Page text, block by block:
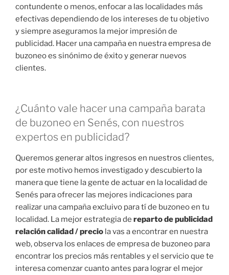
contundente o menos, enfocar a las localidades más
efectivas dependiendo de los intereses de tu objetivo
y siempre aseguramos la mejor impresión de
publicidad. Hacer una campaña en nuestra empresa de
buzoneo es sinónimo de éxito y generar nuevos
clientes.
¿Cuánto vale hacer una campaña barata
de buzoneo en Senés, con nuestros
expertos en publicidad?
Queremos generar altos ingresos en nuestros clientes,
por este motivo hemos investigado y descubierto la
manera que tiene la gente de actuar en la localidad de
Senés para ofrecer las mejores indicaciones para
realizar una campaña excluivo para tí de buzoneo en tu
localidad. La mejor estrategia de reparto de publicidad
relación calidad / precio la vas a encontrar en nuestra
web, observa los enlaces de empresa de buzoneo para
encontrar los precios más rentables y el servicio que te
interesa comenzar cuanto antes para lograr el mejor